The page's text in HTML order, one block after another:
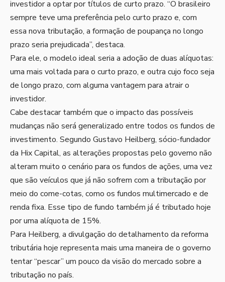
investidor a optar por títulos de curto prazo. “O brasileiro
sempre teve uma preferência pelo curto prazo e, com
essa nova tributação, a formação de poupança no longo
prazo seria prejudicada”, destaca.
Para ele, o modelo ideal seria a adoção de duas alíquotas:
uma mais voltada para o curto prazo, e outra cujo foco seja
de longo prazo, com alguma vantagem para atrair o
investidor.
Cabe destacar também que o impacto das possíveis
mudanças não será generalizado entre todos os fundos de
investimento. Segundo Gustavo Heilberg, sócio-fundador
da Hix Capital, as alterações propostas pelo governo não
alteram muito o cenário para os fundos de ações, uma vez
que são veículos que já não sofrem com a tributação por
meio do come-cotas, como os fundos multimercado e de
renda fixa. Esse tipo de fundo também já é tributado hoje
por uma alíquota de 15%.
Para Heilberg, a divulgação do detalhamento da reforma
tributária hoje representa mais uma maneira de o governo
tentar “pescar” um pouco da visão do mercado sobre a
tributação no país.